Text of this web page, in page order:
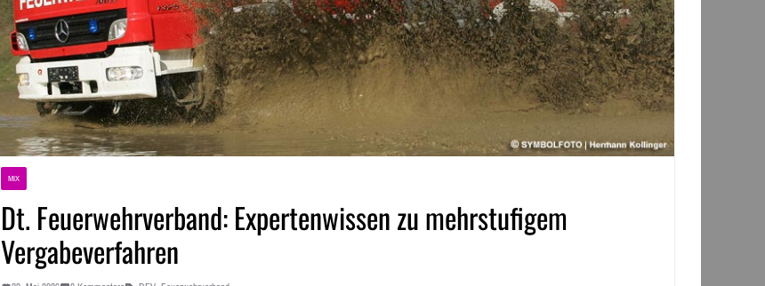
MIX
Dt. Feuerwehrverband: Expertenwissen zu mehrstufigem
Vergabeverfahren